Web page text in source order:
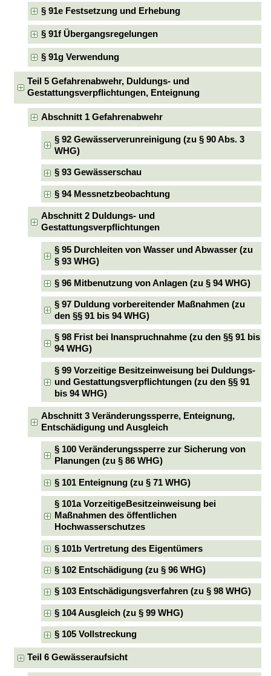
§ 91e Festsetzung und Erhebung
§ 91f Übergangsregelungen
§ 91g Verwendung
Teil 5 Gefahrenabwehr, Duldungs- und
Gestattungsverpflichtungen, Enteignung
Abschnitt 1 Gefahrenabwehr
§ 92 Gewässerverunreinigung (zu § 90 Abs. 3
WHG)
§ 93 Gewässerschau
§ 94 Messnetzbeobachtung
Abschnitt 2 Duldungs- und
Gestattungsverpflichtungen
§ 95 Durchleiten von Wasser und Abwasser (zu
§ 93 WHG)
§ 96 Mitbenutzung von Anlagen (zu § 94 WHG)
§ 97 Duldung vorbereitender Maßnahmen (zu
den §§ 91 bis 94 WHG)
§ 98 Frist bei Inanspruchnahme (zu den §§ 91 bis
94 WHG)
§ 99 Vorzeitige Besitzeinweisung bei Duldungs-
und Gestattungsverpflichtungen (zu den §§ 91
bis 94 WHG)
Abschnitt 3 Veränderungssperre, Enteignung,
Entschädigung und Ausgleich
§ 100 Veränderungssperre zur Sicherung von
Planungen (zu § 86 WHG)
§ 101 Enteignung (zu § 71 WHG)
§ 101a VorzeitigeBesitzeinweisung bei
Maßnahmen des öffentlichen
Hochwasserschutzes
§ 101b Vertretung des Eigentümers
§ 102 Entschädigung (zu § 96 WHG)
§ 103 Entschädigungsverfahren (zu § 98 WHG)
§ 104 Ausgleich (zu § 99 WHG)
§ 105 Vollstreckung
Teil 6 Gewässeraufsicht